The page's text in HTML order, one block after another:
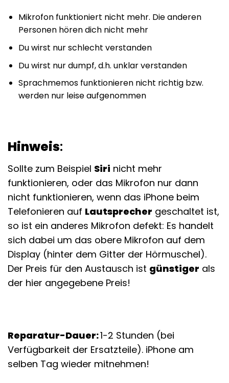
Mikrofon funktioniert nicht mehr. Die anderen
Personen hören dich nicht mehr
Du wirst nur schlecht verstanden
Du wirst nur dumpf, d.h. unklar verstanden
Sprachmemos funktionieren nicht richtig bzw.
werden nur leise aufgenommen
Hinweis:
Sollte zum Beispiel Siri nicht mehr
funktionieren, oder das Mikrofon nur dann
nicht funktionieren, wenn das iPhone beim
Telefonieren auf Lautsprecher geschaltet ist,
so ist ein anderes Mikrofon defekt: Es handelt
sich dabei um das obere Mikrofon auf dem
Display (hinter dem Gitter der Hörmuschel).
Der Preis für den Austausch ist günstiger als
der hier angegebene Preis!
Reparatur-Dauer:1-2 Stunden (bei
Verfügbarkeit der Ersatzteile). iPhone am
selben Tag wieder mitnehmen!